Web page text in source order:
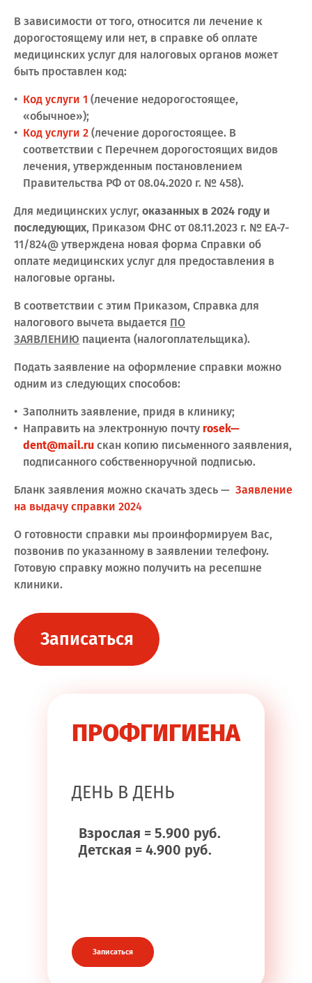
В зависимости от того, относится ли лечение к
дорогостоящему или нет, в справке об оплате
медицинских услуг для налоговых органов может
быть проставлен код:
Код услуги 1 (лечение недорогостоящее,
«обычное»);
Код услуги 2(лечение дорогостоящее. В
соответствии с Перечнем дорогостоящих видов
лечения, утвержденным постановлением
Правительства РФ от 08.04.2020 г. № 458).
Для медицинских услуг, оказанных в 2024 году и
последующих, Приказом ФНС от 08.11.2023 г. № ЕА-7-
11/824@ утверждена новая форма Справки об
оплате медицинских услуг для предоставления в
налоговые органы.
В соответствии с этим Приказом, Справка для
налогового вычета выдается ПО
ЗАЯВЛЕНИЮ пациента (налогоплательщика).
Подать заявление на оформление справки можно
одним из следующих способов:
Заполнить заявление, придя в клинику;
Направить на электронную почту rosek—
dent@mail.ru скан копию письменного заявления,
подписанного собственноручной подписью.
Бланк заявления можно скачать здесь — Заявление
на выдачу справки 2024
О готовности справки мы проинформируем Вас,
позвонив по указанному в заявлении телефону.
Готовую справку можно получить на ресепшне
клиники.
Записаться
ПРОФГИГИЕНА
ДЕНЬ В ДЕНЬ
Взрослая = 5.900 руб.
Детская = 4.900 руб.
Записаться